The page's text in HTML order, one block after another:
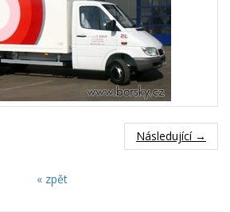
Následující →
« zpět